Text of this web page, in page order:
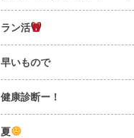
ラン活
早いもので
健康診断ー！
夏